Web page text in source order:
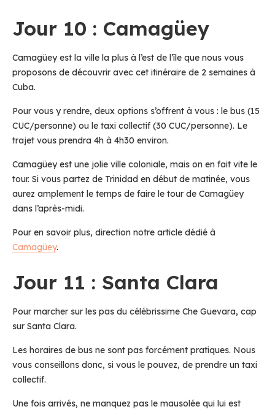
Jour 10 : Camagüey
Camagüey est la ville la plus à l’est de l’île que nous vous
proposons de découvrir avec cet itinéraire de 2 semaines à
Cuba.
Pour vous y rendre, deux options s’offrent à vous : le bus (15
CUC/personne) ou le taxi collectif (30 CUC/personne). Le
trajet vous prendra 4h à 4h30 environ.
Camagüey est une jolie ville coloniale, mais on en fait vite le
tour. Si vous partez de Trinidad en début de matinée, vous
aurez amplement le temps de faire le tour de Camagüey
dans l’après-midi.
Pour en savoir plus, direction notre article dédié à
Camagüey.
Jour 11 : Santa Clara
Pour marcher sur les pas du célébrissime Che Guevara, cap
sur Santa Clara.
Les horaires de bus ne sont pas forcément pratiques. Nous
vous conseillons donc, si vous le pouvez, de prendre un taxi
collectif.
Une fois arrivés, ne manquez pas le mausolée qui lui est